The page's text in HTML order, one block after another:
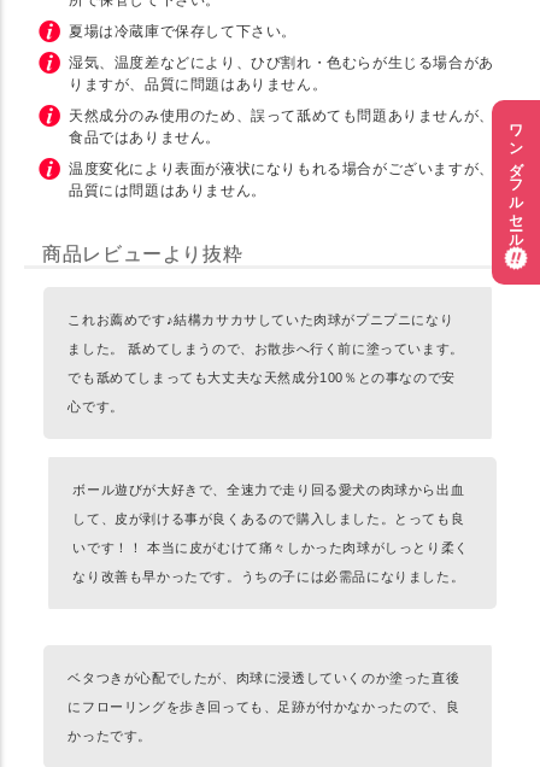
夏場は冷蔵庫で保存して下さい。
湿気、温度差などにより、ひび割れ・色むらが生じる場合があ
りますが、品質に問題はありません。
天然成分のみ使用のため、誤って舐めても問題ありませんが、
食品ではありません。
温度変化により表面が液状になりもれる場合がございますが、
品質には問題はありません。
商品レビューより抜粋
これお薦めです♪結構カサカサしていた肉球がプニプニになり
ました。 舐めてしまうので、お散歩へ行く前に塗っています。
でも舐めてしまっても大丈夫な天然成分100％との事なので安
心です。
ボール遊びが大好きで、全速力で走り回る愛犬の肉球から出血
して、皮が剥ける事が良くあるので購入しました。とっても良
いです！！ 本当に皮がむけて痛々しかった肉球がしっとり柔く
なり改善も早かったです。うちの子には必需品になりました。
ベタつきが心配でしたが、肉球に浸透していくのか塗った直後
にフローリングを歩き回っても、足跡が付かなかったので、良
かったです。
ワンダフルセール